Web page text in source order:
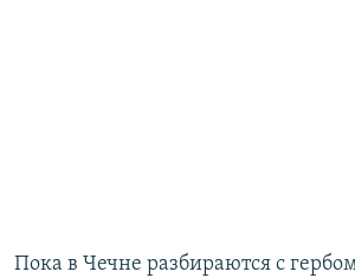
Пока в Чечне разбираются с